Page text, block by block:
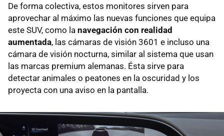
De forma colectiva, estos monitores sirven para
aprovechar al máximo las nuevas funciones que equipa
este SUV, como la navegación con realidad
aumentada, las cámaras de visión 3601 e incluso una
cámara de visión nocturna, similar al sistema que usan
las marcas premium alemanas. Ésta sirve para
detectar animales o peatones en la oscuridad y los
proyecta con una aviso en la pantalla.